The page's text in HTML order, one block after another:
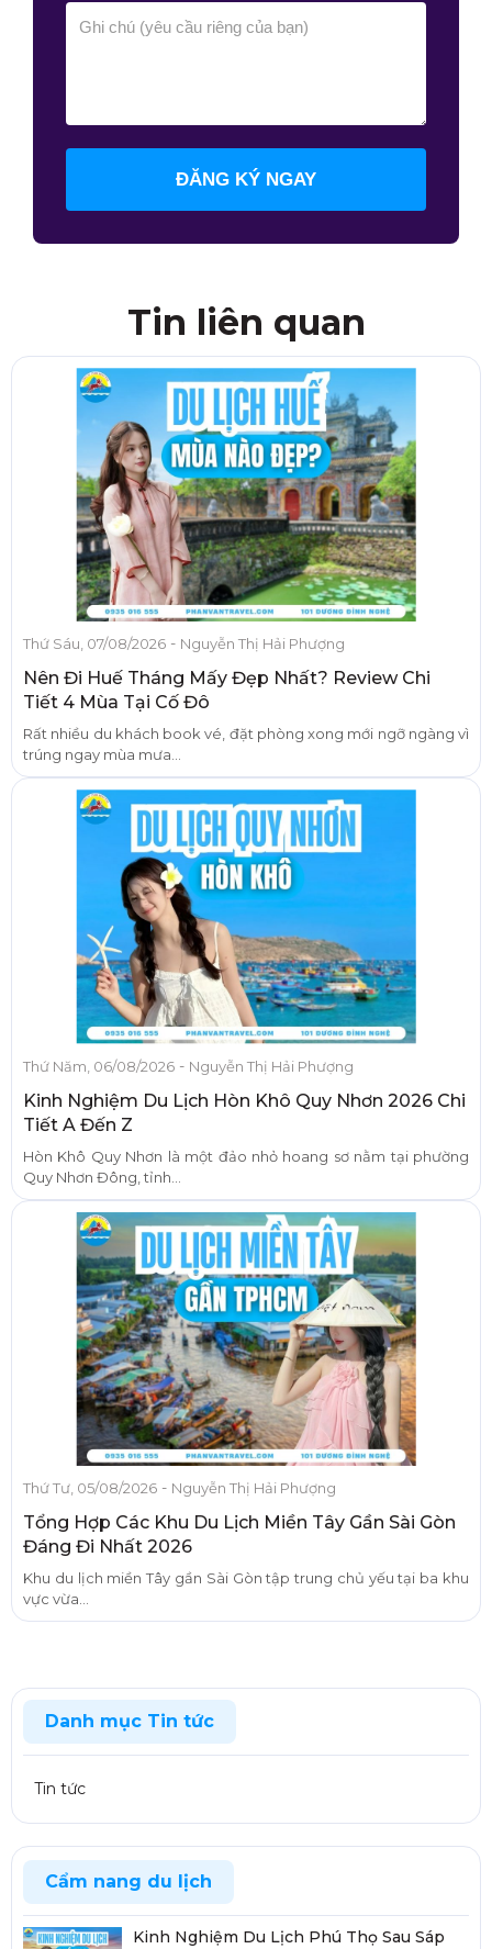
ĐĂNG KÝ NGAY
Tin liên quan
Thứ Sáu, 07/08/2026 - Nguyễn Thị Hải Phượng
Nên Đi Huế Tháng Mấy Đẹp Nhất? Review Chi
Tiết 4 Mùa Tại Cố Đô
Rất nhiều du khách book vé, đặt phòng xong mới ngỡ ngàng vì
trúng ngay mùa mưa...
Thứ Năm, 06/08/2026 - Nguyễn Thị Hải Phượng
Kinh Nghiệm Du Lịch Hòn Khô Quy Nhơn 2026 Chi
Tiết A Đến Z
Hòn Khô Quy Nhơn là một đảo nhỏ hoang sơ nằm tại phường
Quy Nhơn Đông, tỉnh...
Thứ Tư, 05/08/2026 - Nguyễn Thị Hải Phượng
Tổng Hợp Các Khu Du Lịch Miền Tây Gần Sài Gòn
Đáng Đi Nhất 2026
Khu du lịch miền Tây gần Sài Gòn tập trung chủ yếu tại ba khu
vực vừa...
Danh mục Tin tức
Tin tức
Cẩm nang du lịch
Kinh Nghiệm Du Lịch Phú Thọ Sau Sáp